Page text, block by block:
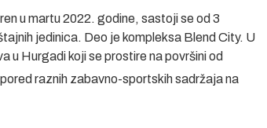
u martu 2022. godine, sastoji se od 3
jedinica. Deo je kompleksa Blend City. U
u Hurgadi koji se prostire na površini od
raznih zabavno-sportskih sadržaja na